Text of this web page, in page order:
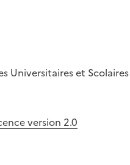
Universitaires et Scolaires
version 2.0